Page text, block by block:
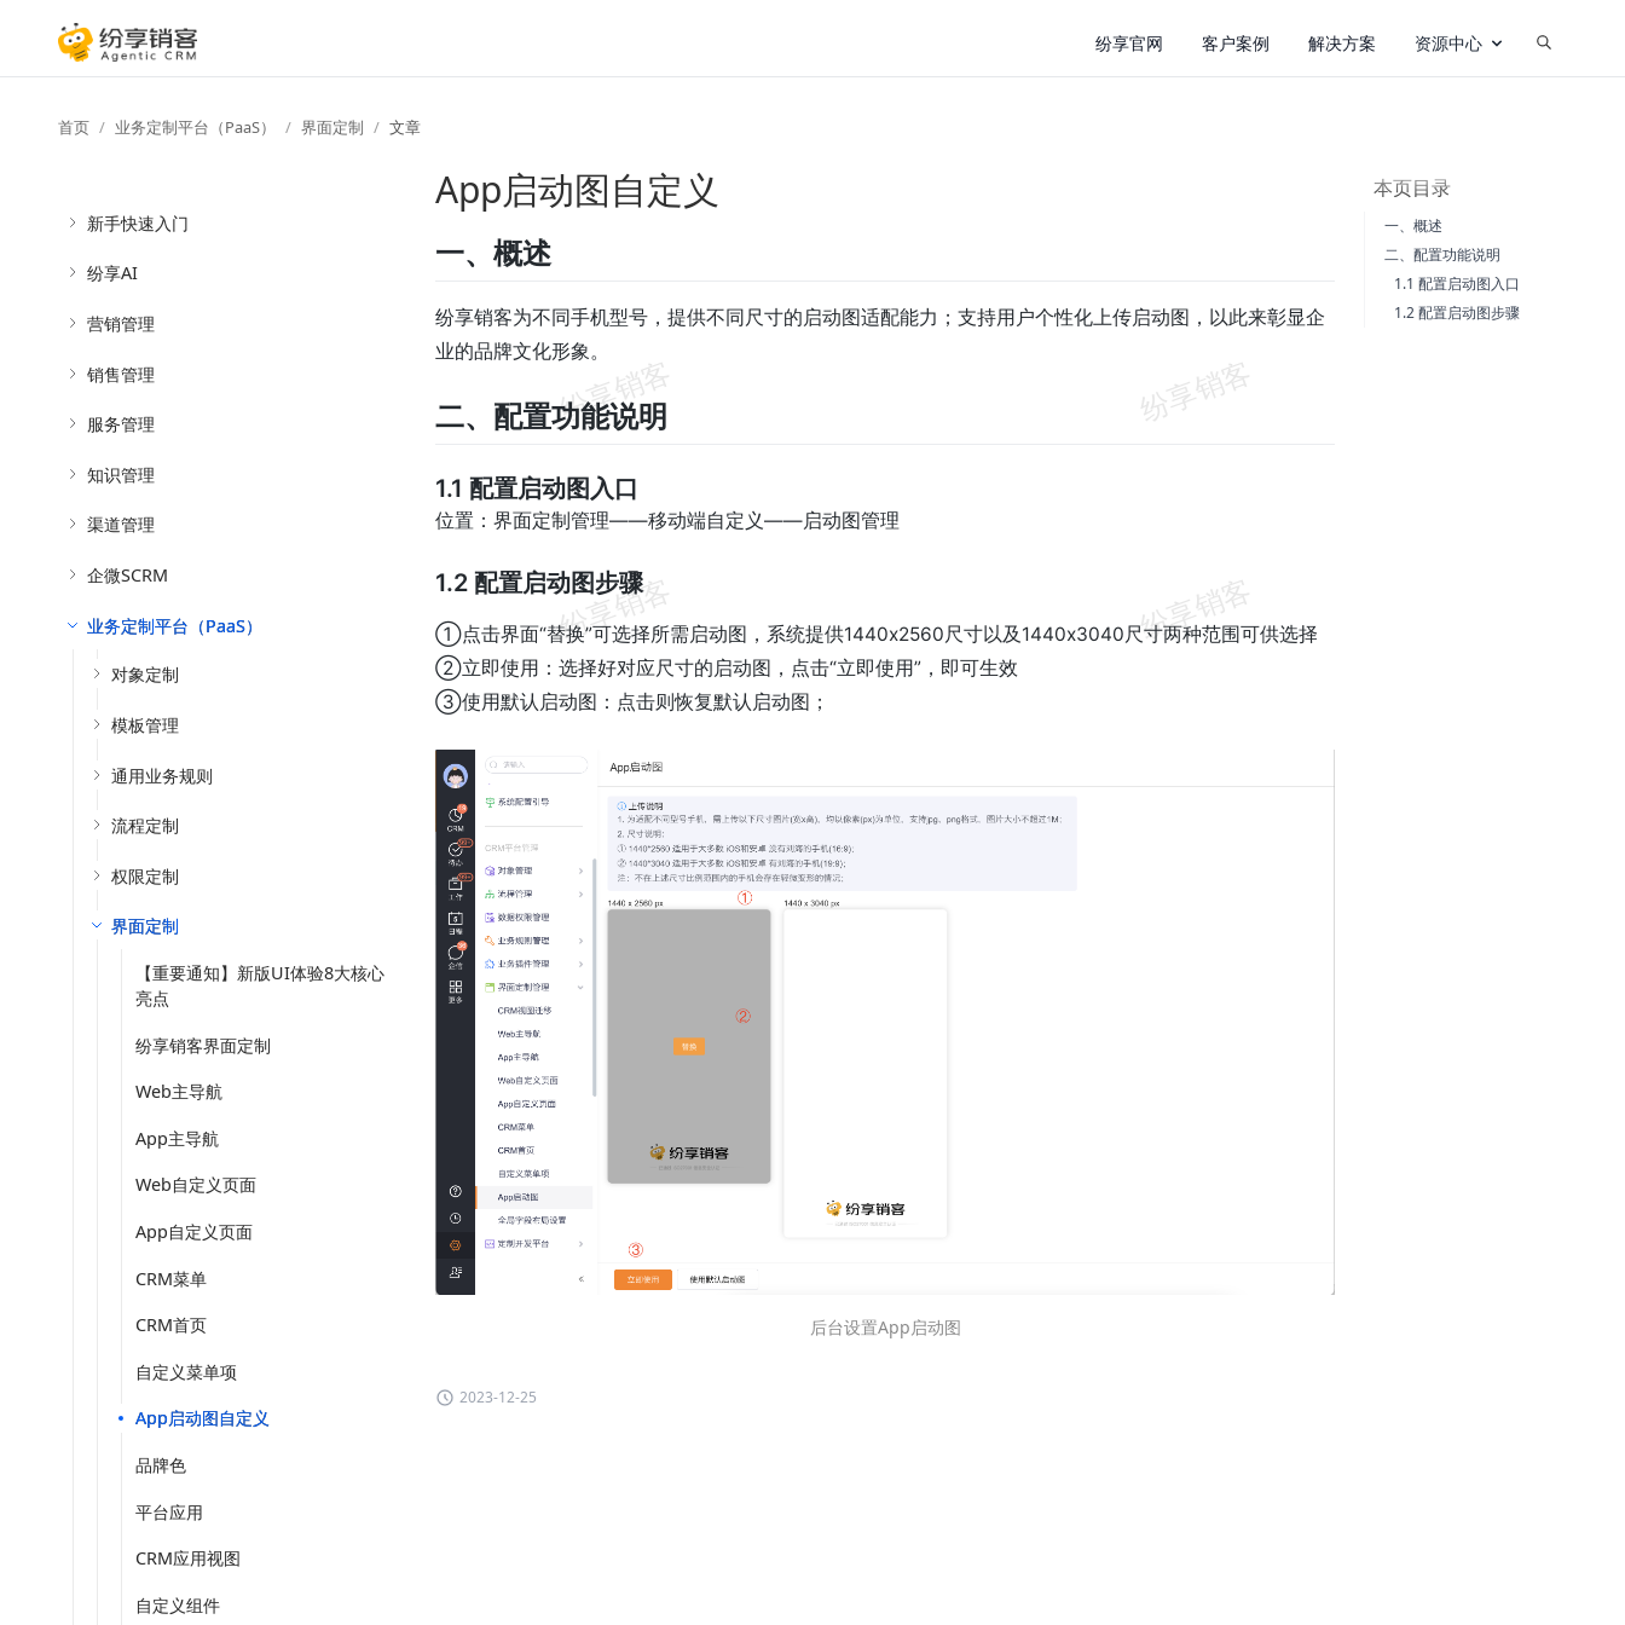
纷享官网 客户案例 解决方案 资源中心
首页 业务定制平台（PaaS） 界面定制 文章
新手快速入门
纷享AI
营销管理
销售管理
服务管理
知识管理
渠道管理
企微SCRM
业务定制平台（PaaS）
对象定制
模板管理
通用业务规则
流程定制
权限定制
界面定制
【重要通知】新版UI体验8大核心
亮点
纷享销客界面定制
Web主导航
App主导航
Web自定义页面
App自定义页面
CRM菜单
CRM首页
自定义菜单项
App启动图自定义
品牌色
平台应用
CRM应用视图
自定义组件
App启动图自定义
一、概述
纷享销客为不同手机型号，提供不同尺寸的启动图适配能力；支持用户个性化上传启动图，以此来彰显企
业的品牌文化形象。
二、配置功能说明
1.1 配置启动图入口
位置：界面定制管理——移动端自定义——启动图管理
1.2 配置启动图步骤
①点击界面“替换”可选择所需启动图，系统提供1440x2560尺寸以及1440x3040尺寸两种范围可供选择
②立即使用：选择好对应尺寸的启动图，点击“立即使用”，即可生效
③使用默认启动图：点击则恢复默认启动图；
后台设置App启动图
2023-12-25
本页目录
一、概述
二、配置功能说明
1.1 配置启动图入口
1.2 配置启动图步骤